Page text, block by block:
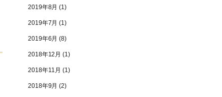
2019年8月 (1)
2019年7月 (1)
2019年6月 (8)
2018年12月 (1)
2018年11月 (1)
2018年9月 (2)